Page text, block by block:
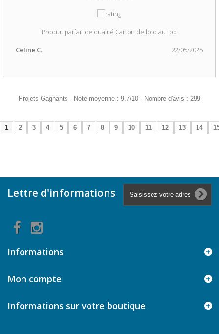
Produit parfait de qualité Carton de loto au top
Celine C. 22/05/2025
Projets Gagnants - Note moyenne : 9.7/10 - Nombre d'avis : 299
1 2 3 4 5 6 7 8 9 10 11 12 13 14
Lettre d'informations
Informations
Mon compte
Informations sur votre boutique